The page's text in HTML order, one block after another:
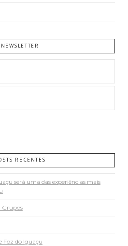
NEWSLETTER
RECENTES
será uma das experiências mais
Grupos
Foz do Iguaçu